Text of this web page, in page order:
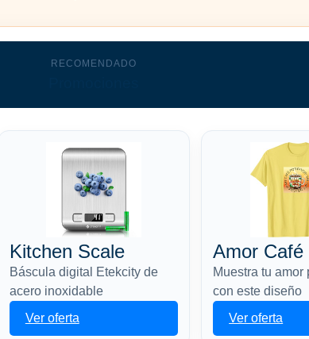
RECOMENDADO
Kitchen Scale
Báscula digital Etekcity de
acero inoxidable
Ver oferta
Amor Café
Muestra tu amor
con este diseño
Ver oferta